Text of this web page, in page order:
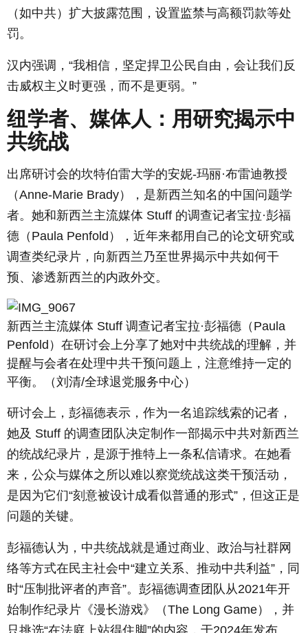
（如中共）扩大披露范围，设置监禁与高额罚款等处
罚。
汉内强调，“我相信，坚定捍卫公民自由，会让我们反
击威权主义时更强，而不是更弱。”
纽学者、媒体人：用研究揭示中
共统战
出席研讨会的坎特伯雷大学的安妮-玛丽·布雷迪教授
（Anne-Marie Brady），是新西兰知名的中国问题学
者。她和新西兰主流媒体 Stuff 的调查记者宝拉·彭福
德（Paula Penfold），近年来都用自己的论文研究或
调查类纪录片，向新西兰乃至世界揭示中共如何干
预、渗透新西兰的内政外交。
新西兰主流媒体 Stuff 调查记者宝拉·彭福德（Paula
Penfold）在研讨会上分享了她对中共统战的理解，并
提醒与会者在处理中共干预问题上，注意维持一定的
平衡。（刘清/全球退党服务中心）
研讨会上，彭福德表示，作为一名追踪线索的记者，
她及 Stuff 的调查团队决定制作一部揭示中共对新西兰
的统战纪录片，是源于推特上一条私信请求。在她看
来，公众与媒体之所以难以察觉统战这类干预活动，
是因为它们“刻意被设计成看似普通的形式”，但这正是
问题的关键。
彭福德认为，中共统战就是通过商业、政治与社群网
络等方式在民主社会中“建立关系、推动中共利益”，同
时“压制批评者的声音”。彭福德调查团队从2021年开
始制作纪录片《漫长游戏》（The Long Game），并
只挑选“在法庭上站得住脚”的内容，于2024年发布。